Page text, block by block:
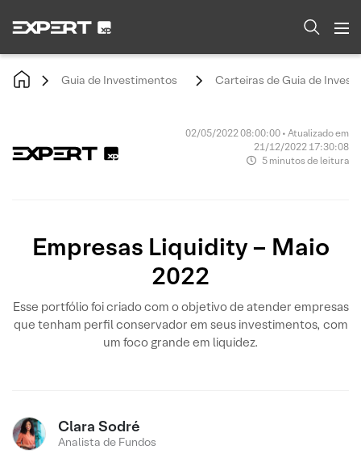
Guia de Investimentos Carteiras de Guia de
02/05/2022 08:00:00 • Atualizado em
21/12/2022 17:30:08
5 minutos de leitura
Empresas Liquidity – Maio
2022
Esse portfólio foi criado com o objetivo de atender empresas
que tenham perfil conservador em seus investimentos, com
um foco grande em liquidez.
Clara Sodré
Analista de Fundos